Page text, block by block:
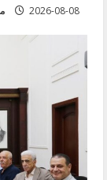
2026-08-08